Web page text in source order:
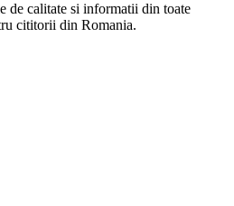
de calitate si informatii din toate
cititorii din Romania.